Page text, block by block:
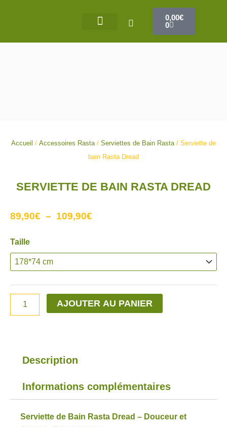
0,00€
0
Accueil / Accessoires Rasta/ Serviettes de Bain Rasta/ Serviette de
bain Rasta Dread
SERVIETTE DE BAIN RASTA DREAD
89,90€ – 109,90€
89,90€
à
109,90€
Taille
quantité
de
Serviette
bain
Rasta
AJOUTER AU PANIER
Description
Informations complémentaires
Serviette de Bain Rasta Dread – Douceur et